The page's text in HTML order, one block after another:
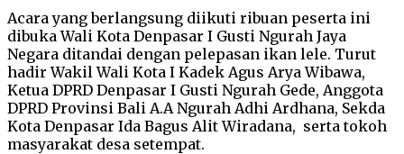
Acara yang berlangsung diikuti ribuan peserta ini
dibuka Wali Kota Denpasar I Gusti Ngurah Jaya
Negara ditandai dengan pelepasan ikan lele. Turut
hadir Wakil Wali Kota I Kadek Agus Arya Wibawa,
Ketua DPRD Denpasar I Gusti Ngurah Gede, Anggota
DPRD Provinsi Bali A.A Ngurah Adhi Ardhana, Sekda
Kota Denpasar Ida Bagus Alit Wiradana, serta tokoh
masyarakat desa setempat.